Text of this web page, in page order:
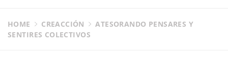
HOME CREACCIÓN
ATESORANDO PENSARES Y
SENTIRES COLECTIVOS